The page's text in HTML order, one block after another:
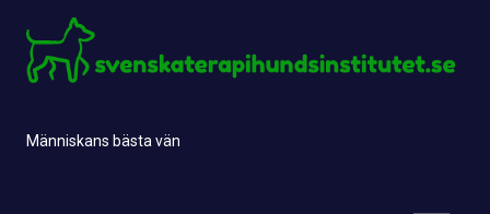
content
Människans bästa vän